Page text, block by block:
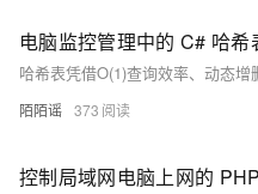
电脑监控管理中的 C# 哈
陌陌谣 373
控制局域网电脑上网的